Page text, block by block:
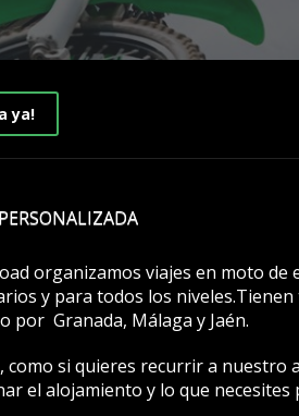
ya!
organizamos viajes en moto de
y para todos los
por Granada, Málaga y Jaén.
como si quieres recurrir a nuestro
el alojamiento y lo que necesites